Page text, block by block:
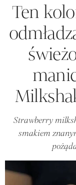
Ten
Strawberry
smakiem